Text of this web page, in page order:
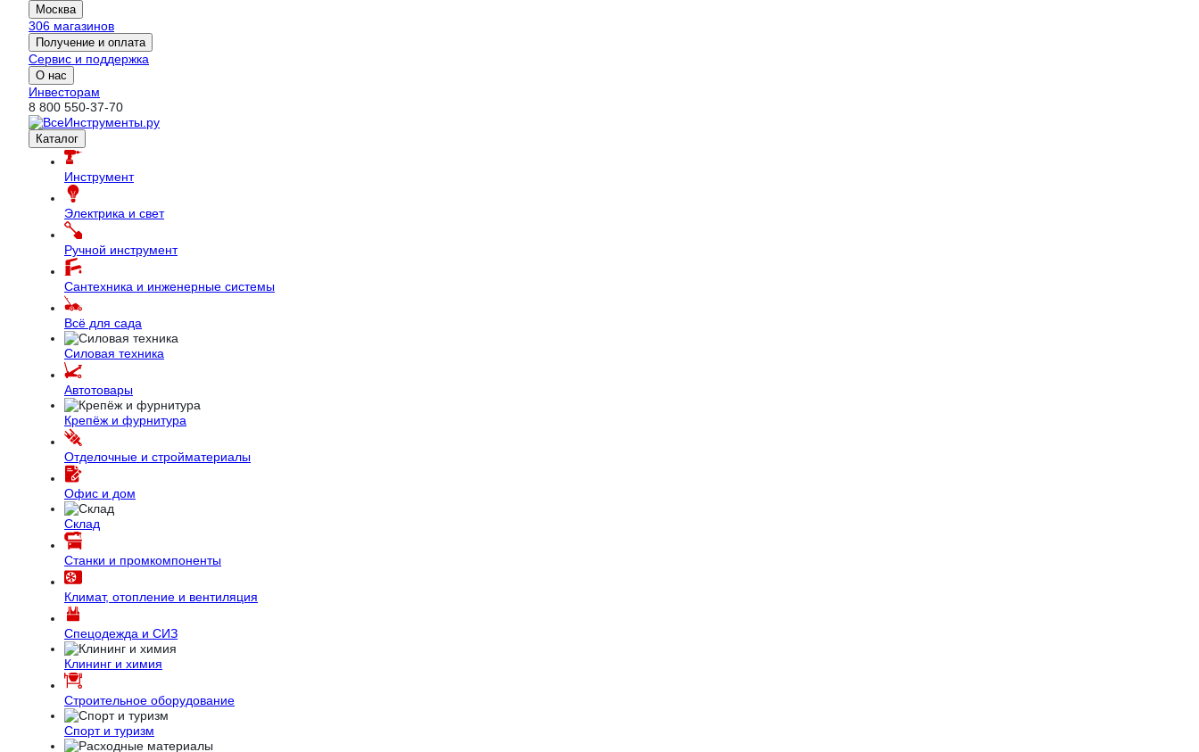
Москва
306 магазинов
Получение и оплата
Сервис и поддержка
О нас
Инвесторам
8 800 550-37-70
Каталог
Инструмент
Электрика и свет
Ручной инструмент
Сантехника и инженерные системы
Всё для сада
Силовая техника
Автотовары
Крепёж и фурнитура
Отделочные и стройматериалы
Офис и дом
Склад
Станки и промкомпоненты
Климат, отопление и вентиляция
Спецодежда и СИЗ
Клининг и химия
Строительное оборудование
Спорт и туризм